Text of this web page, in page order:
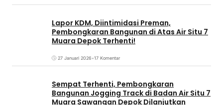
Lapor KDM, Diintimidasi Preman,
Pembongkaran Bangunan di Atas Air Situ 7
Muara Depok Terhenti!
27 Januari 2026•17 Komentar
Sempat Terhenti, Pembongkaran
Bangunan Jogging Track di Badan Air Situ 7
Muara Sawangan Depok Dilanjutkan